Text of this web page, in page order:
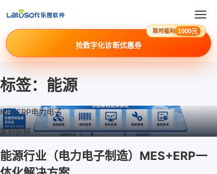
限时福利 1000元
抢数字化诊断优惠券
标签： 能源
MESERP电力电子
案例拆解
能源行业（电力电子制造）MES+ERP一